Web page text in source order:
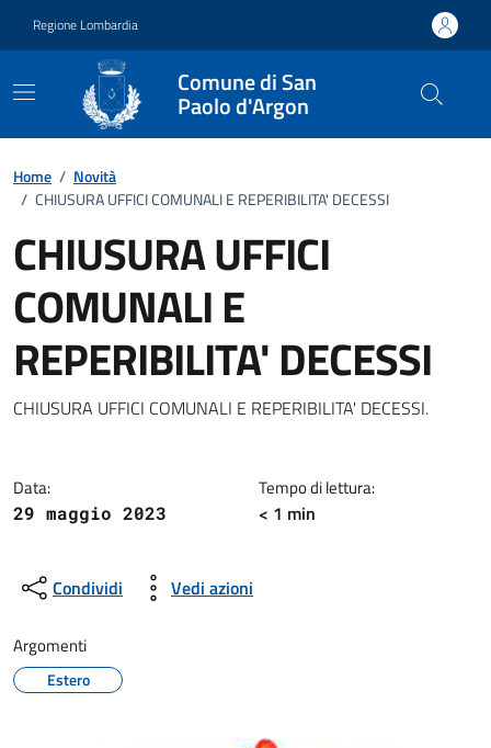
Regione Lombardia
Comune di San
Paolo d'Argon
Home / Novità
/ CHIUSURA UFFICI COMUNALI E REPERIBILITA' DECESSI
CHIUSURA UFFICI
COMUNALI E
REPERIBILITA' DECESSI
Dettagli della notizia
CHIUSURA UFFICI COMUNALI E REPERIBILITA' DECESSI.
Data:
29 maggio 2023
Tempo di lettura:
< 1 min
Condividi Vedi azioni
Argomenti
Estero